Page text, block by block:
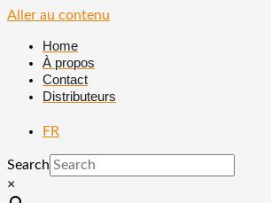
Aller au contenu
Home
À propos
Contact
Distributeurs
FR
Search
×